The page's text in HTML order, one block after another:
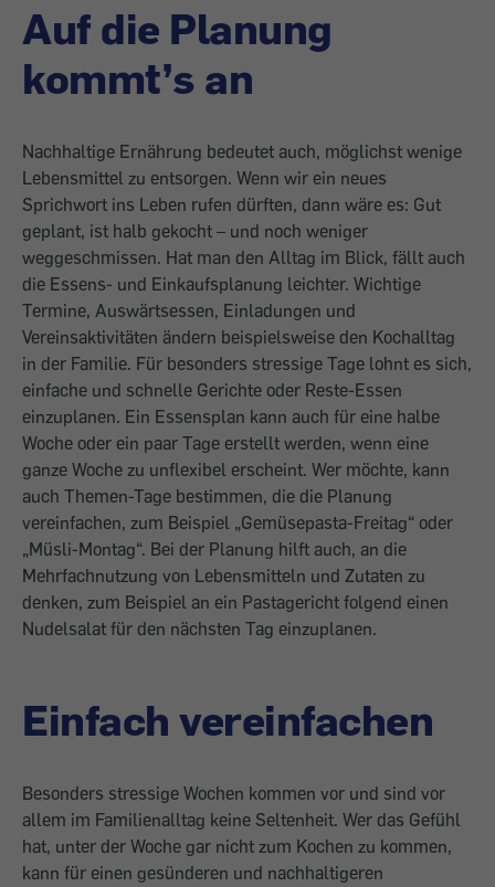
Auf die Planung
kommt’s an
Nachhaltige Ernährung bedeutet auch, möglichst wenige
Lebensmittel zu entsorgen. Wenn wir ein neues
Sprichwort ins Leben rufen dürften, dann wäre es: Gut
geplant, ist halb gekocht – und noch weniger
weggeschmissen. Hat man den Alltag im Blick, fällt auch
die Essens- und Einkaufsplanung leichter. Wichtige
Termine, Auswärtsessen, Einladungen und
Vereinsaktivitäten ändern beispielsweise den Kochalltag
in der Familie. Für besonders stressige Tage lohnt es sich,
einfache und schnelle Gerichte oder Reste-Essen
einzuplanen. Ein Essensplan kann auch für eine halbe
Woche oder ein paar Tage erstellt werden, wenn eine
ganze Woche zu unflexibel erscheint. Wer möchte, kann
auch Themen-Tage bestimmen, die die Planung
vereinfachen, zum Beispiel „Gemüsepasta-Freitag“ oder
„Müsli-Montag“. Bei der Planung hilft auch, an die
Mehrfachnutzung von Lebensmitteln und Zutaten zu
denken, zum Beispiel an ein Pastagericht folgend einen
Nudelsalat für den nächsten Tag einzuplanen.
Einfach vereinfachen
Besonders stressige Wochen kommen vor und sind vor
allem im Familienalltag keine Seltenheit. Wer das Gefühl
hat, unter der Woche gar nicht zum Kochen zu kommen,
kann für einen gesünderen und nachhaltigeren